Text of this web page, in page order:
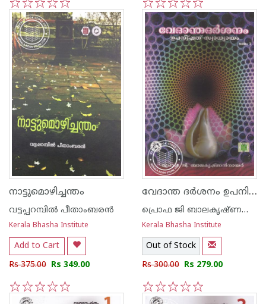
5
4
3
2
1 5
4
3
2
1
നാട്ടുമൊഴിച്ചന്തം
വട്ടപ്പറമ്പില്‍ പീതാംബരന്‍
Kerala Bhasha Institute
Add to Cart
Rs 375.00 Rs 349.00
2
വേദാന്ത ദര്‍ശനം ഉപനിഷത്ത് സ്വാധ്യായം - ഭാഗം - 2
പ്രൊഫ ജി ബാലകൃഷ്ണന്‍ നായര്‍
Kerala Bhasha Institute
Out of Stock
Rs 300.00 Rs 279.00
5
4
2